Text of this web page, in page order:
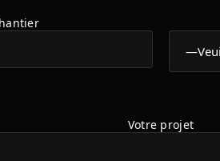
Votre projet